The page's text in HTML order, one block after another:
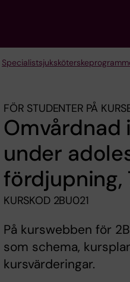
FÖR STUDENTER PÅ
Omvårdnad
under
fördjupning,
KURSKOD 2BU021
På kurswebben för
som schema,
kursvärderingar.